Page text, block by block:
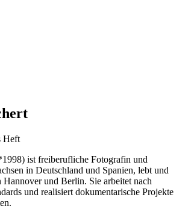
Heft
ist freiberufliche Fotografin und
in Deutschland und Spanien, lebt und
Hannover und Berlin. Sie arbeitet nach
und realisiert dokumentarische Projekte